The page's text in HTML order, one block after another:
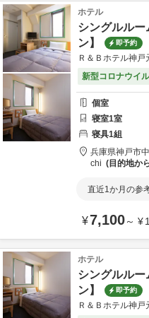
ホテル
シングルル
ン】
即予約
Ｒ＆Ｂホテル神戸
新型コロナウイ
個室
寝室1室
寝具1組
兵庫県神戸市
chi
目的地か
直近1か月の参
¥7,100～ ¥
ホテル
シングルル
ン】
即予約
Ｒ＆Ｂホテル神戸